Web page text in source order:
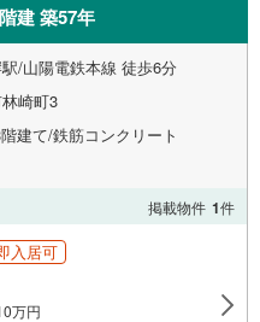
建 築57年
/山陽電鉄本線 徒歩6分
崎町3
建て/鉄筋コンクリート
掲載物件 1件
入居可
万円